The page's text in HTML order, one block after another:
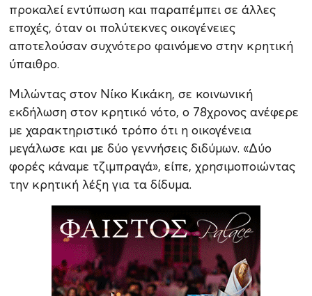
προκαλεί εντύπωση και παραπέμπει σε άλλες
εποχές, όταν οι πολύτεκνες οικογένειες
αποτελούσαν συχνότερο φαινόμενο στην κρητική
ύπαιθρο.
Μιλώντας στον Νίκο Κικάκη, σε κοινωνική
εκδήλωση στον κρητικό νότο, ο 78χρονος ανέφερε
με χαρακτηριστικό τρόπο ότι η οικογένεια
μεγάλωσε και με δύο γεννήσεις διδύμων. «Δύο
φορές κάναμε τζιμπραγά», είπε, χρησιμοποιώντας
την κρητική λέξη για τα δίδυμα.